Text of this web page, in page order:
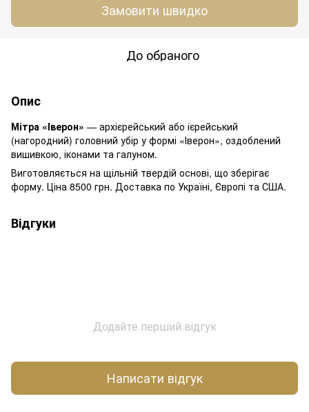
Замовити швидко
До обраного
Опис
Мітра «Іверон» — архієрейський або ієрейський
(нагородний) головний убір у формі «Іверон», оздоблений
вишивкою, іконами та галуном.
Виготовляється на щільній твердій основі, що зберігає
форму. Ціна 8500 грн. Доставка по Україні, Європі та США.
Відгуки
Додайте перший відгук
Написати відгук